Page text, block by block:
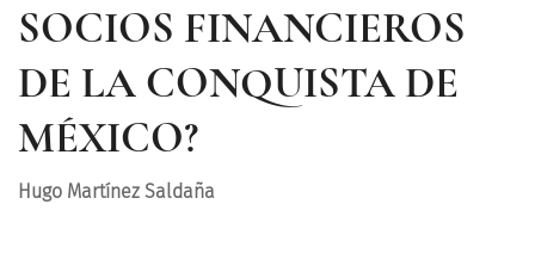
SOCIOS FINANCIEROS
DE LA CONQUISTA DE
MÉXICO?
Hugo Martínez Saldaña